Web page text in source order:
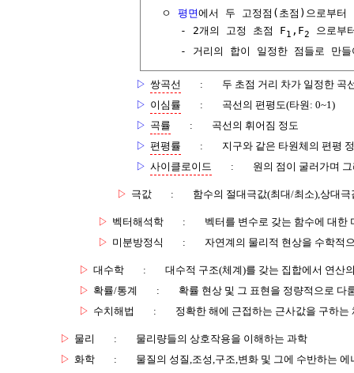
  ㅇ
평면에서 두 고정점(초점)으로부
     - 2개의 고정 초점 F
1 ,F2
으로부
- 거리의 합이 일정한 점들로 만
▷ 쌍곡선 :
두 초점 거리 차가 일정한 곡
▷ 이심률 :
곡선의 편평도(타원: 0~1)
▷ 곡률 :
곡선의 휘어짐 정도
▷ 편평률 :
지구와 같은 타원체의 편평
▷ 사이클로이드 : 원의 점이 굴러가며
▷ 극값 : 함수의 절대극값(최대/최소),상대
▷ 벡터해석학 :
벡터를 변수로 갖는 함수에 대한
▷ 미분방정식 : 자연계의 물리적 현상을 수학적
▷ 대수학 :
대수적 구조(체계)를 갖는 집합에서 연산
▷ 확률/통계 :
확률 현상 및 그 표현을 정량적으로 다
▷ 수치해법 : 정확한 해에 근접하는 근사값을 구하는
▷ 물리 :
물리량들의 상호작용을 이해하는 과학
▷ 화학 :
물질의 성질,조성,구조,변화 및 그에 수반하는